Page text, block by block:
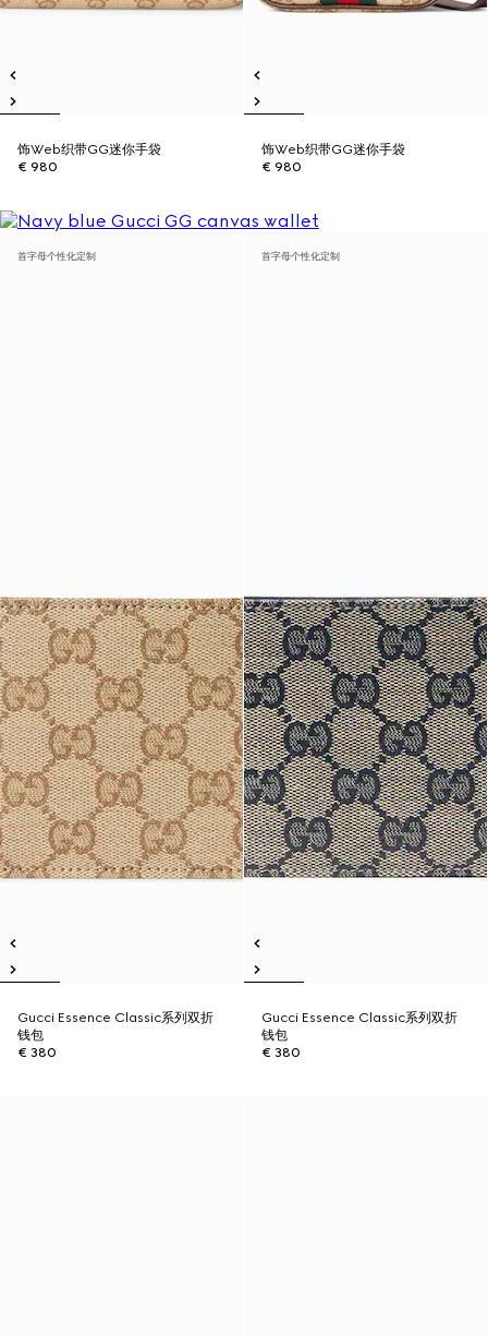
饰Web织带GG迷你手袋
€ 980
饰Web织带GG迷你手袋
€ 980
首字母个性化定制
Gucci Essence Classic系列双折
钱包
€ 380
首字母个性化定制
Gucci Essence Classic系列双折
钱包
€ 380